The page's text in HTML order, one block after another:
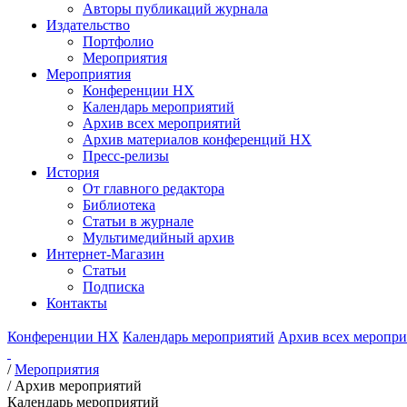
Авторы публикаций журнала
Издательство
Портфолио
Мероприятия
Мероприятия
Конференции НХ
Календарь мероприятий
Архив всех мероприятий
Архив материалов конференций НХ
Пресс-релизы
История
От главного редактора
Библиотека
Статьи в журнале
Мультимедийный архив
Интернет-Магазин
Статьи
Подписка
Контакты
Конференции НХ Календарь мероприятий Архив всех
/Мероприятия
/ Архив мероприятий
Календарь мероприятий